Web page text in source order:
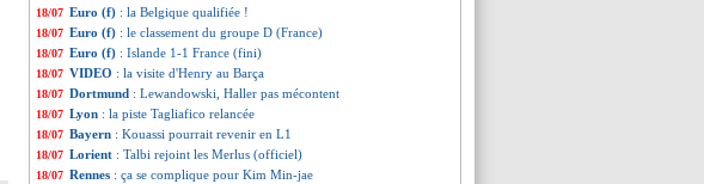
18/07 Euro (f) : la Belgique qualifiée !
18/07 Euro (f) : le classement du groupe D (France)
18/07 Euro (f) : Islande 1-1 France (fini)
18/07 VIDEO : la visite d'Henry au Barça
18/07 Dortmund : Lewandowski, Haller pas mécontent
18/07 Lyon : la piste Tagliafico relancée
18/07 Bayern : Kouassi pourrait revenir en L1
18/07 Lorient : Talbi rejoint les Merlus (officiel)
18/07 Rennes : ça se complique pour Kim Min-jae